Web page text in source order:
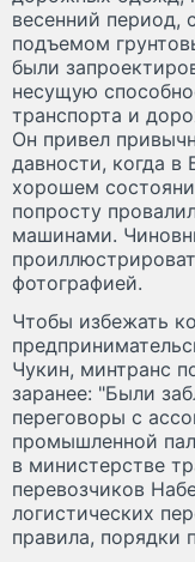
весенний период,
подъемом
были
несущую
транспорта и
Он привел
давности, когда в
хорошем
попросту
машинами.
фотографией.
Чтобы избежать
Чукин, минтранс
заранее: "Были
переговоры с
промышленной
в министерстве
перевозчиков
логистических
правила, порядки